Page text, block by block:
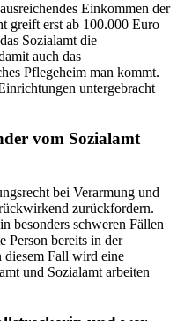
Einkommen der
greift erst ab 100.000 Euro
Sozialamt die
auch das
Pflegeheim man kommt.
untergebracht
vom Sozialamt
bei Verarmung und
zurückfordern.
besonders schweren Fällen
Person bereits in der
Fall wird eine
und Sozialamt arbeiten